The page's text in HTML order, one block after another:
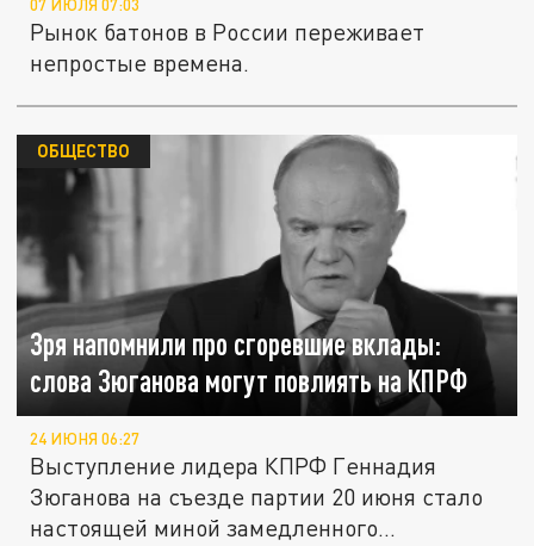
07 ИЮЛЯ 07:03
Рынок батонов в России переживает
непростые времена.
Зря напомнили про сгоревшие вклады:
слова Зюганова могут повлиять на КПРФ
ОБЩЕСТВО
24 ИЮНЯ 06:27
Выступление лидера КПРФ Геннадия
Зюганова на съезде партии 20 июня стало
настоящей миной замедленного...